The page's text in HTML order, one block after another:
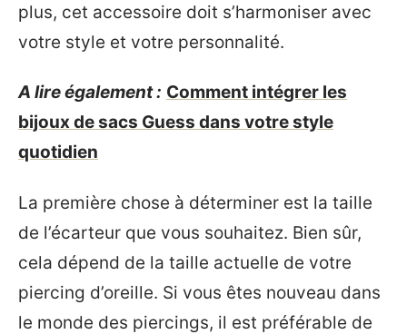
plus, cet accessoire doit s’harmoniser avec
votre style et votre personnalité.
A lire également : Comment intégrer les
bijoux de sacs Guess dans votre style
quotidien
La première chose à déterminer est la taille
de l’écarteur que vous souhaitez. Bien sûr,
cela dépend de la taille actuelle de votre
piercing d’oreille. Si vous êtes nouveau dans
le monde des piercings, il est préférable de